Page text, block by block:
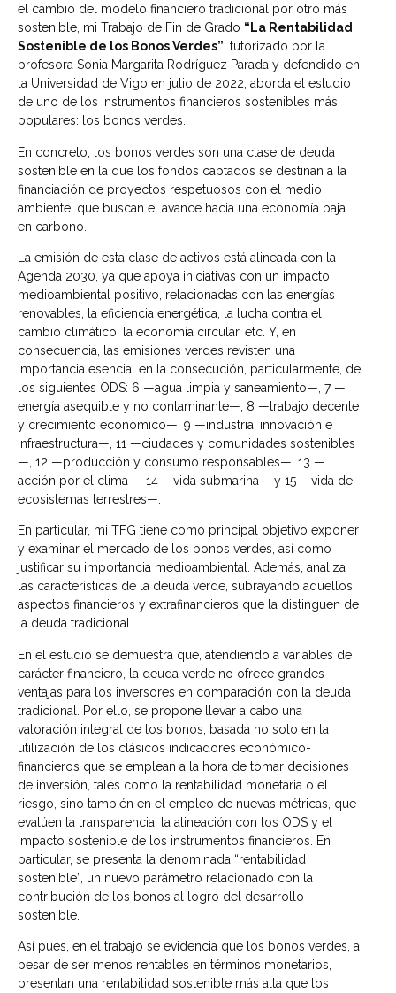
el cambio del modelo financiero tradicional por otro más
sostenible, mi Trabajo de Fin de Grado “La Rentabilidad
Sostenible de los Bonos Verdes” , tutorizado por la
profesora Sonia Margarita Rodríguez Parada y defendido en
la Universidad de Vigo en julio de 2022, aborda el estudio
de uno de los instrumentos financieros sostenibles más
populares: los bonos verdes.
En concreto, los bonos verdes son una clase de deuda
sostenible en la que los fondos captados se destinan a la
financiación de proyectos respetuosos con el medio
ambiente, que buscan el avance hacia una economía baja
en carbono.
La emisión de esta clase de activos está alineada con la
Agenda 2030, ya que apoya iniciativas con un impacto
medioambiental positivo, relacionadas con las energías
renovables, la eficiencia energética, la lucha contra el
cambio climático, la economía circular, etc. Y, en
consecuencia, las emisiones verdes revisten una
importancia esencial en la consecución, particularmente, de
los siguientes ODS: 6 —agua limpia y saneamiento—, 7 —
energía asequible y no contaminante—, 8 —trabajo decente
y crecimiento económico—, 9 —industria, innovación e
infraestructura—, 11 —ciudades y comunidades sostenibles
—, 12 —producción y consumo responsables—, 13 —
acción por el clima—, 14 —vida submarina— y 15 —vida de
ecosistemas terrestres—.
En particular, mi TFG tiene como principal objetivo exponer
y examinar el mercado de los bonos verdes, así como
justificar su importancia medioambiental. Además, analiza
las características de la deuda verde, subrayando aquellos
aspectos financieros y extrafinancieros que la distinguen de
la deuda tradicional.
En el estudio se demuestra que, atendiendo a variables de
carácter financiero, la deuda verde no ofrece grandes
ventajas para los inversores en comparación con la deuda
tradicional. Por ello, se propone llevar a cabo una
valoración integral de los bonos, basada no solo en la
utilización de los clásicos indicadores económico-
financieros que se emplean a la hora de tomar decisiones
de inversión, tales como la rentabilidad monetaria o el
riesgo, sino también en el empleo de nuevas métricas, que
evalúen la transparencia, la alineación con los ODS y el
impacto sostenible de los instrumentos financieros. En
particular, se presenta la denominada “rentabilidad
sostenible”, un nuevo parámetro relacionado con la
contribución de los bonos al logro del desarrollo
sostenible.
Así pues, en el trabajo se evidencia que los bonos verdes, a
pesar de ser menos rentables en términos monetarios,
presentan una rentabilidad sostenible más alta que los